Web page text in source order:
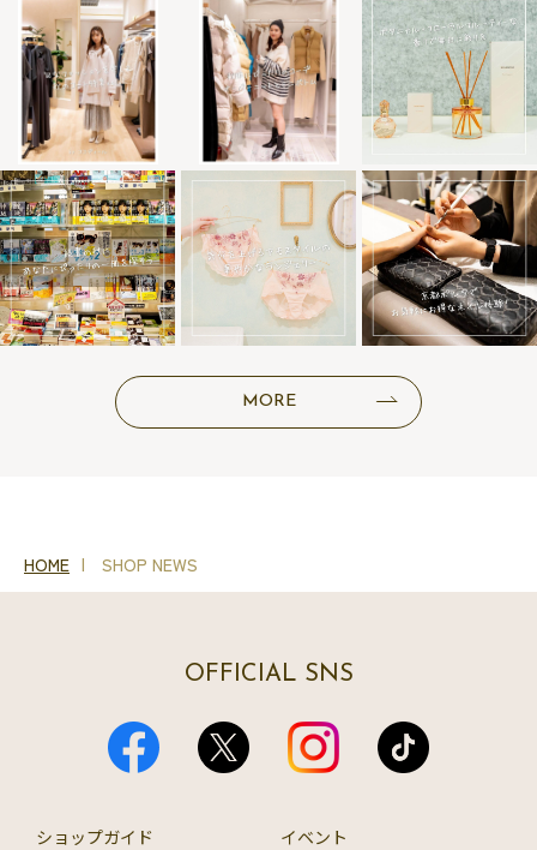
MORE
HOME SHOP NEWS
OFFICIAL SNS
ショップガイド イベント